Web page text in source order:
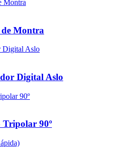
Montra
Digital Aslo
Tripolar 90º